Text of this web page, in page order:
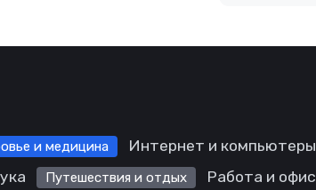
и медицина
Интернет и компьютеры
Путешествия и отдых Работа и офис